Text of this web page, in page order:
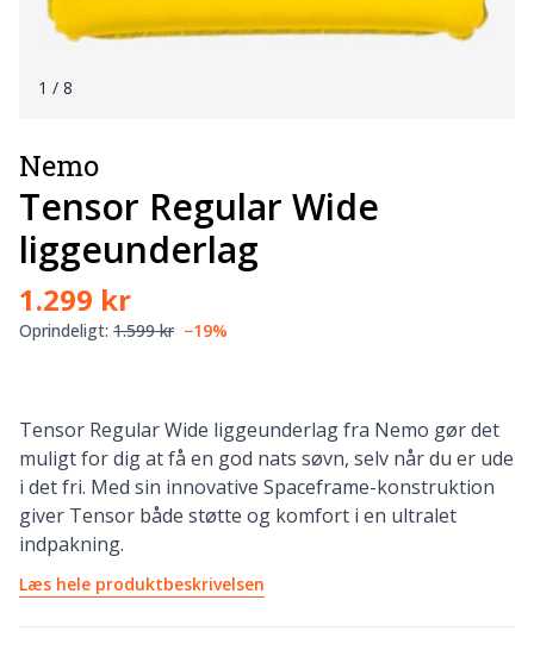
1 / 8
Nemo
Tensor Regular Wide
liggeunderlag
1.299 kr
Oprindeligt: 1.599 kr −19%
Tensor Regular Wide liggeunderlag fra Nemo gør det
muligt for dig at få en god nats søvn, selv når du er ude
i det fri. Med sin innovative Spaceframe-konstruktion
giver Tensor både støtte og komfort i en ultralet
indpakning.
Læs hele produktbeskrivelsen